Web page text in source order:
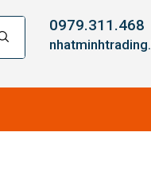
0979.311.468